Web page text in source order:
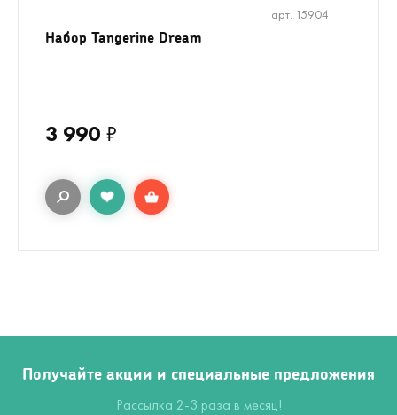
арт. 15904
Набор Tangerine Dream
3 990 ₽
Получайте акции и специальные предложения
Рассылка 2-3 раза в месяц!